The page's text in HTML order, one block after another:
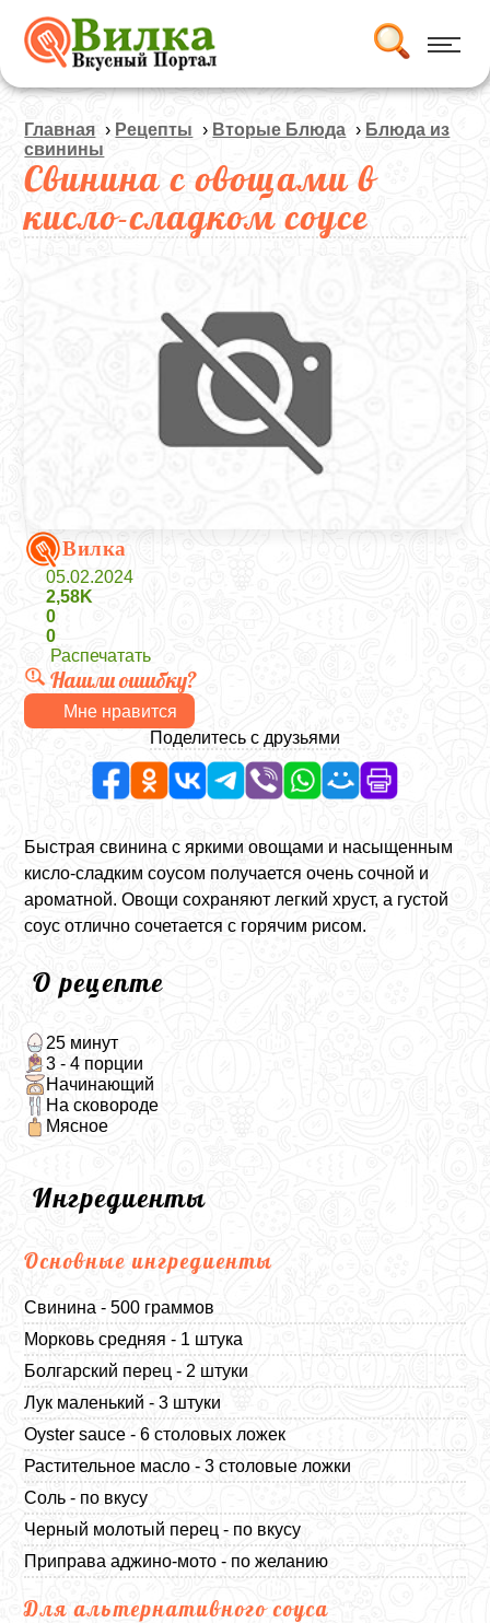
Главная › Рецепты › Вторые Блюда › Блюда из
свинины
Свинина с овощами в
кисло-сладком соусе
Вилка
05.02.2024
2,58K
0
0
Распечатать
Нашли ошибку?
Мне нравится
Поделитесь с друзьями
Быстрая свинина с яркими овощами и насыщенным
кисло-сладким соусом получается очень сочной и
ароматной. Овощи сохраняют легкий хруст, а густой
соус отлично сочетается с горячим рисом.
О рецепте
25 минут
3 - 4 порции
Начинающий
На сковороде
Мясное
Ингредиенты
Основные ингредиенты
Свинина - 500 граммов
Морковь средняя - 1 штука
Болгарский перец - 2 штуки
Лук маленький - 3 штуки
Oyster sauce - 6 столовых ложек
Растительное масло - 3 столовые ложки
Соль - по вкусу
Черный молотый перец - по вкусу
Приправа аджино-мото - по желанию
Для альтернативного соуса